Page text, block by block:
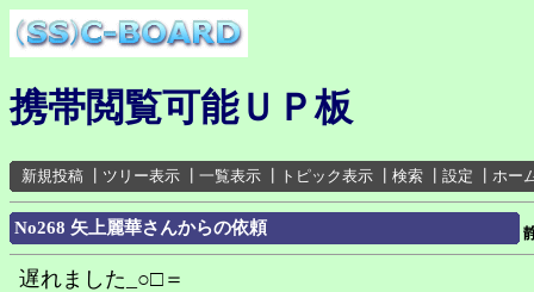
携帯閲覧可能ＵＰ板
新規投稿 ツリー表示 一覧表示 トピック表示 検索 設定 ホー
No268 矢上麗華さんからの依頼
遅れました_○□＝